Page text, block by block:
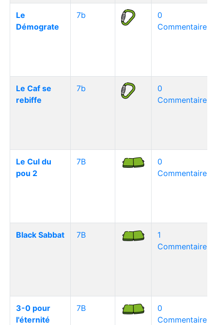
Le
Démograte
7b
0
Commentaire(s)
Le Caf se
rebiffe
7b
0
Commentaire(s)
Le Cul du
pou 2
7B
0
Commentaire(s)
Black Sabbat 7B
1
Commentaire(s)
3-0 pour
l'éternité
7B
0
Commentaire(s)